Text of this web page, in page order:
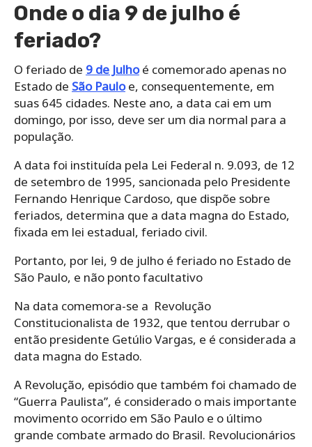
Onde o dia 9 de julho é
feriado?
O feriado de 9 de Julhoé comemorado apenas no
Estado de São Pauloe, consequentemente, em
suas 645 cidades. Neste ano, a data cai em um
domingo, por isso, deve ser um dia normal para a
população.
A data foi instituída pela Lei Federal n. 9.093, de 12
de setembro de 1995, sancionada pelo Presidente
Fernando Henrique Cardoso, que dispõe sobre
feriados, determina que a data magna do Estado,
fixada em lei estadual, feriado civil.
Portanto, por lei, 9 de julho é feriado no Estado de
São Paulo, e não ponto facultativo
Na data comemora-se a Revolução
Constitucionalista de 1932, que tentou derrubar o
então presidente Getúlio Vargas, e é considerada a
data magna do Estado.
A Revolução, episódio que também foi chamado de
“Guerra Paulista”, é considerado o mais importante
movimento ocorrido em São Paulo e o último
grande combate armado do Brasil. Revolucionários